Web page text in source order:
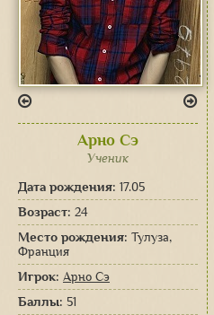
Арно Сэ
Ученик
Дата рождения: 17.05
Возраст: 24
Место рождения: Тулуза,
Франция
Игрок: Арно Сэ
Баллы: 51